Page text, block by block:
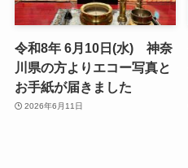
令和8年 6月10日(水) 神奈
川県の方よりエコー写真と
お手紙が届きました
2026年6月11日